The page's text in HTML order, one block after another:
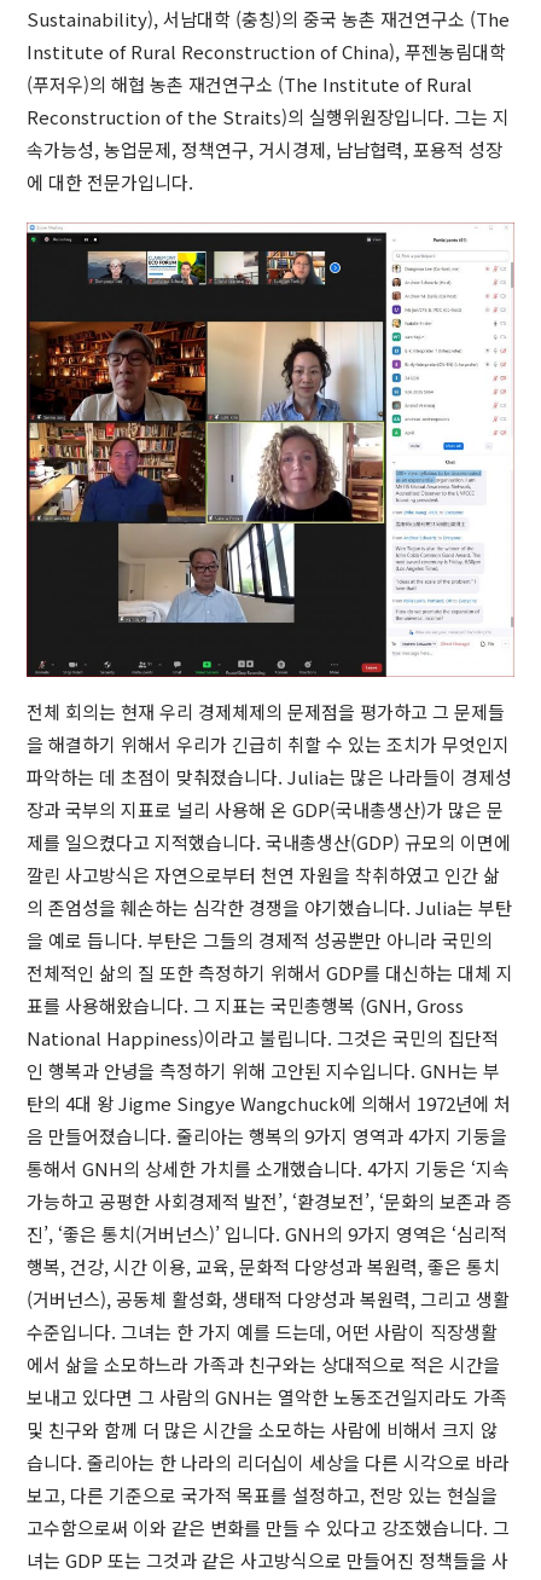
Sustainability), 서남대학 (충칭)의 중국 농촌 재건연구소 (The
Institute of Rural Reconstruction of China), 푸젠농림대학
(푸저우)의 해협 농촌 재건연구소 (The Institute of Rural
Reconstruction of the Straits)의 실행위원장입니다. 그는 지
속가능성, 농업문제, 정책연구, 거시경제, 남남협력, 포용적 성장
에 대한 전문가입니다.
전체 회의는 현재 우리 경제체제의 문제점을 평가하고 그 문제들
을 해결하기 위해서 우리가 긴급히 취할 수 있는 조치가 무엇인지
파악하는 데 초점이 맞춰졌습니다. Julia는 많은 나라들이 경제성
장과 국부의 지표로 널리 사용해 온 GDP(국내총생산)가 많은 문
제를 일으켰다고 지적했습니다. 국내총생산(GDP) 규모의 이면에
깔린 사고방식은 자연으로부터 천연 자원을 착취하였고 인간 삶
의 존엄성을 훼손하는 심각한 경쟁을 야기했습니다. Julia는 부탄
을 예로 듭니다. 부탄은 그들의 경제적 성공뿐만 아니라 국민의
전체적인 삶의 질 또한 측정하기 위해서 GDP를 대신하는 대체 지
표를 사용해왔습니다. 그 지표는 국민총행복 (GNH, Gross
National Happiness)이라고 불립니다. 그것은 국민의 집단적
인 행복과 안녕을 측정하기 위해 고안된 지수입니다. GNH는 부
탄의 4대 왕 Jigme Singye Wangchuck에 의해서 1972년에 처
음 만들어졌습니다. 줄리아는 행복의 9가지 영역과 4가지 기둥을
통해서 GNH의 상세한 가치를 소개했습니다. 4가지 기둥은 ‘지속
가능하고 공평한 사회경제적 발전’, ‘환경보전’, ‘문화의 보존과 증
진’, ‘좋은 통치(거버넌스)’ 입니다. GNH의 9가지 영역은 ‘심리적
행복, 건강, 시간 이용, 교육, 문화적 다양성과 복원력, 좋은 통치
(거버넌스), 공동체 활성화, 생태적 다양성과 복원력, 그리고 생활
수준입니다. 그녀는 한 가지 예를 드는데, 어떤 사람이 직장생활
에서 삶을 소모하느라 가족과 친구와는 상대적으로 적은 시간을
보내고 있다면 그 사람의 GNH는 열악한 노동조건일지라도 가족
및 친구와 함께 더 많은 시간을 소모하는 사람에 비해서 크지 않
습니다. 줄리아는 한 나라의 리더십이 세상을 다른 시각으로 바라
보고, 다른 기준으로 국가적 목표를 설정하고, 전망 있는 현실을
고수함으로써 이와 같은 변화를 만들 수 있다고 강조했습니다. 그
녀는 GDP 또는 그것과 같은 사고방식으로 만들어진 정책들을 사